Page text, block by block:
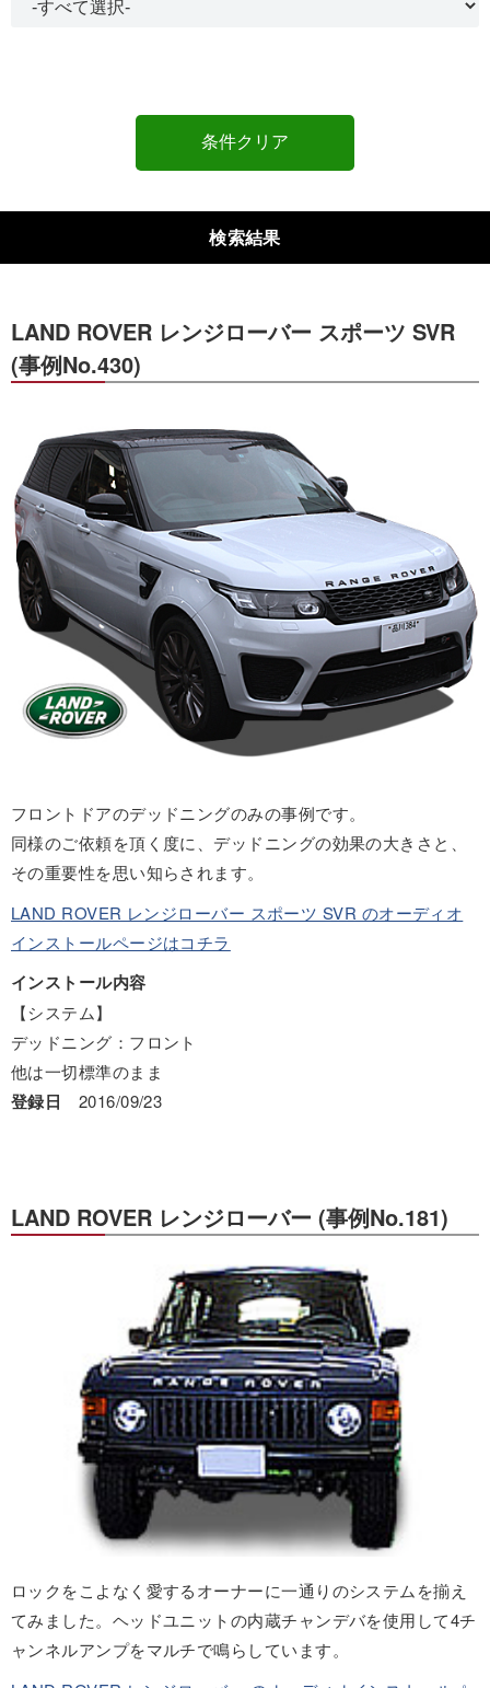
検索結果
LAND ROVER レンジローバー スポーツ SVR
(事例No.430)
フロントドアのデッドニングのみの事例です。
同様のご依頼を頂く度に、デッドニングの効果の大きさと、
その重要性を思い知らされます。
LAND ROVER レンジローバー スポーツ SVR のオーディオ
インストールページはコチラ
インストール内容
【システム】
デッドニング：フロント
他は一切標準のまま
登録日 2016/09/23
LAND ROVER レンジローバー (事例No.181)
ロックをこよなく愛するオーナーに一通りのシステムを揃え
てみました。ヘッドユニットの内蔵チャンデバを使用して4チ
ャンネルアンプをマルチで鳴らしています。